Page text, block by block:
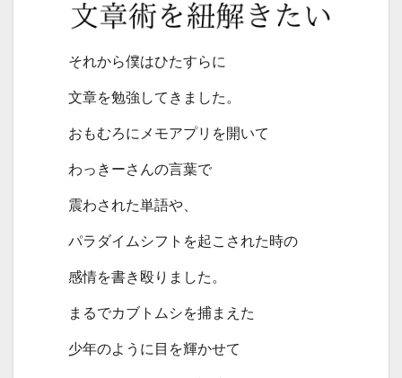
それから僕はひたすらに
文章を勉強してきました。
おもむろにメモアプリを開いて
わっきーさんの言葉で
震わされた単語や、
パラダイムシフトを起こされた時の
感情を書き殴りました。
まるでカブトムシを捕まえた
少年のように目を輝かせて